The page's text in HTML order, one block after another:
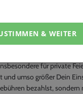
gibst Du selber an
veranstalten
für private
umso größer Dein
bezahlst,
& WEITER